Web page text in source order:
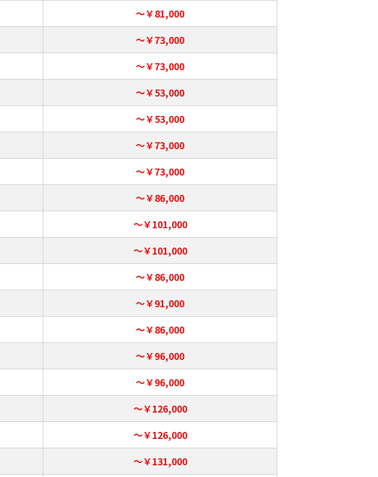
～￥81,000
～￥73,000
～￥73,000
～￥53,000
～￥53,000
～￥73,000
～￥73,000
～￥86,000
～￥101,000
～￥101,000
～￥86,000
～￥91,000
～￥86,000
～￥96,000
～￥96,000
～￥126,000
～￥126,000
～￥131,000